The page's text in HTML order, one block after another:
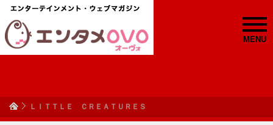
MENU
ＬＩＴＴＬＥ ＣＲＥＡＴＵＲＥＳ